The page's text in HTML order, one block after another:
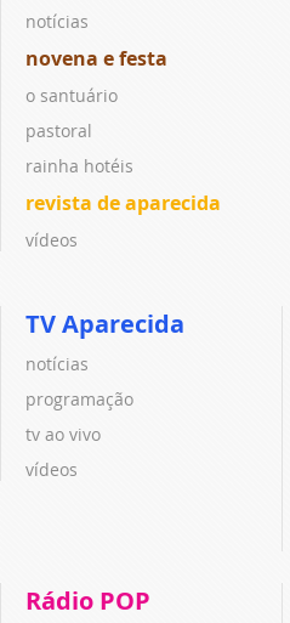
notícias
novena e festa
o santuário
pastoral
rainha hotéis
revista de aparecida
vídeos
TV Aparecida
notícias
programação
tv ao vivo
vídeos
Rádio POP